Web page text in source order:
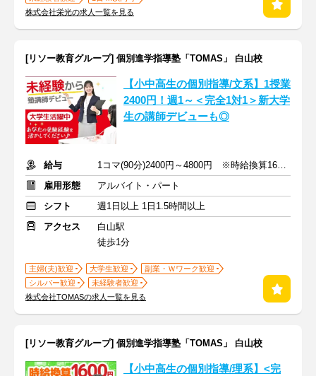
株式会社栄光の求人一覧を見る
[リソー教育グループ] 個別進学指導塾「TOMAS」 白山校
【小中高生の個別指導/文系】1授業
2400円！週1～＜完全1対1＞新大学
生の講師デビューも◎
給与
1コマ(90分)2400円～4800円 ※時給換算1600円～3200円
雇用形態
アルバイト・パート
シフト
週1日以上 1日1.5時間以上
アクセス
白山駅
徒歩1分
主婦(夫)歓迎 大学生歓迎
副業・Ｗワーク歓迎
シルバー歓迎
未経験者歓迎
株式会社TOMASの求人一覧を見る
[リソー教育グループ] 個別進学指導塾「TOMAS」 白山校
【小中高生の個別指導/理系】<完